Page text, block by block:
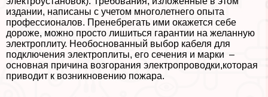
издании, написаны с учетом многолетнего опыта
профессионалов. Пренебрегать ими окажется себе
дороже, можно просто лишиться гарантии на желанную
электроплиту. Необоснованный выбор кабеля для
подключения электроплиты, его сечения и марки –
основная причина возгорания электропроводки,которая
приводит к возникновению пожара.